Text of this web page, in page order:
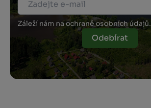
Záleží nám na ochraně osobních údajů.
Odebírat